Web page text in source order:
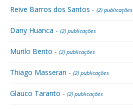
Reive Barros dos Santos - (2) publicações
Dany Huanca - (2) publicações
Murilo Bento - (2) publicações
Thiago Masseran - (2) publicações
Glauco Taranto - (2) publicações